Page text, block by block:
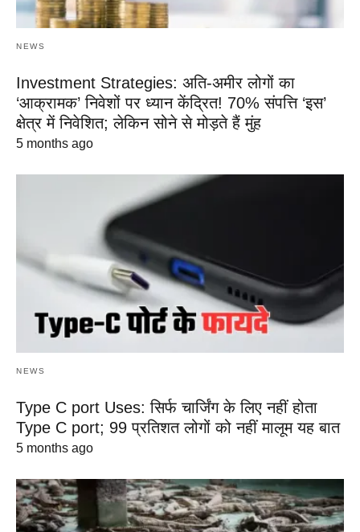
NEWS
Investment Strategies: अति-अमीर लोगों का
‘आक्रामक’ निवेशों पर ध्यान केंद्रित! 70% संपत्ति ‘इस’
क्षेत्र में निवेशित; लेकिन सोने से मोड़ते हैं मुंह
5 months ago
NEWS
Type C port Uses: सिर्फ चार्जिंग के लिए नहीं होता
Type C port; 99 प्रतिशत लोगों को नहीं मालूम यह बात
5 months ago